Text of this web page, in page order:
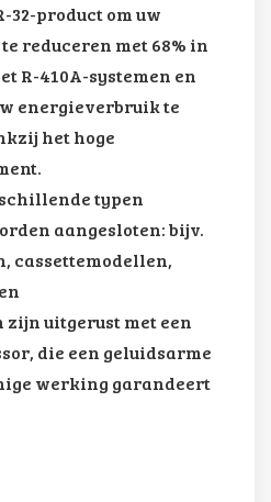
32-product om uw
reduceren met 68% in
R-410A-systemen en
energieverbruik te
het hoge
typen
aangesloten: bijv.
cassettemodellen,
zijn uitgerust met een
die een geluidsarme
werking garandeert